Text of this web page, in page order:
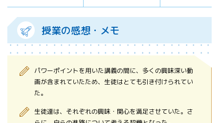
授業の感想・メモ
パワーポイントを用いた講義の間に、多くの興味深い動
画が含まれていたため、生徒はとても引き付けられてい
た。
生徒達は、それぞれの興味・関心を満足させていた。さ